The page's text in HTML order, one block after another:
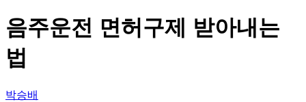
음주운전 면허구제 받아내는
법
박승배